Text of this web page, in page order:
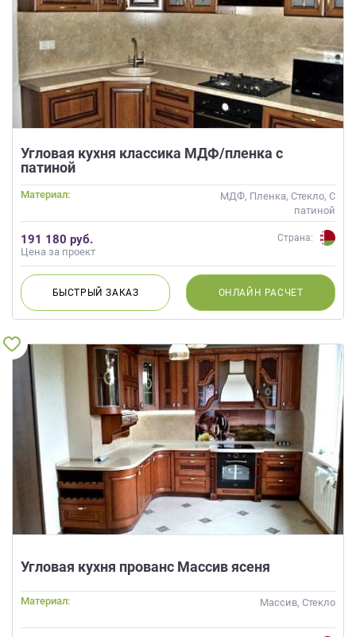
Угловая кухня классика МДФ/пленка с
патиной
Материал:
МДФ, Пленка, Стекло, С
патиной
191 180 руб.
Цена за проект
Страна:
БЫСТРЫЙЗАКАЗ ОНЛАЙН РАСЧЕТ
Угловая кухня прованс Массив ясеня
Материал: Массив, Стекло